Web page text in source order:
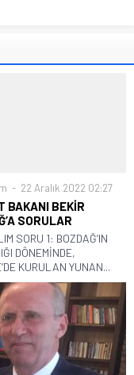
22 Aralık 2022 02:27
BAKANI BEKİR
SORULAR
SORU 1: BOZDAĞ’IN
DÖNEMİNDE,
KURULAN YUNAN...